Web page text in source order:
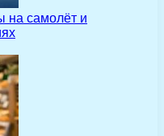
на самолёт и